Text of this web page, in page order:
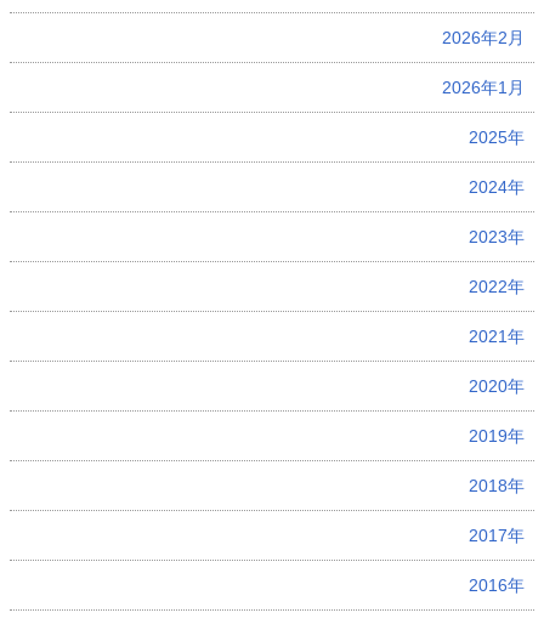
2026年2月
2026年1月
2025年
2024年
2023年
2022年
2021年
2020年
2019年
2018年
2017年
2016年